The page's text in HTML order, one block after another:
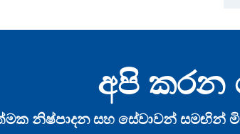
අපි කරන
නිෂ්පාදන සහ සේවාවන් සමඟින්